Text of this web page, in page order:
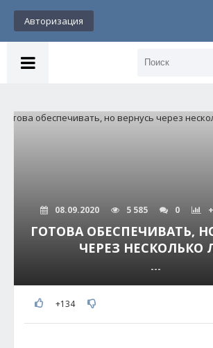
Авторизация
08.09.2020 5 585 0
ГОТОВА ОБЕСПЕЧИВАТЬ,
ЧЕРЕЗ НЕСКОЛЬКО
---
+134